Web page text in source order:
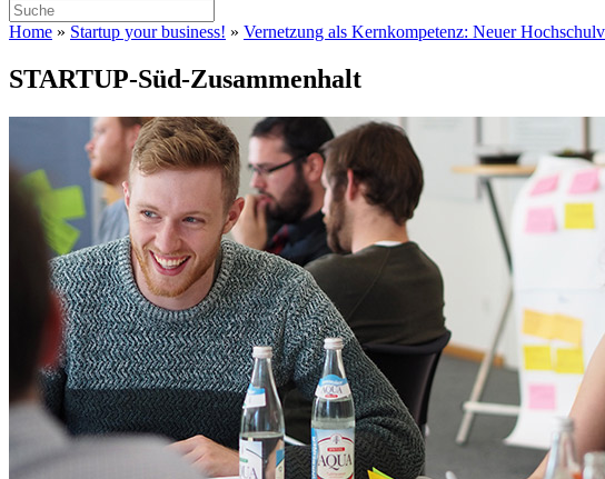
Home » Startup your business! » Vernetzung als Kernkompetenz: Neuer
STARTUP-Süd-Zusammenhalt